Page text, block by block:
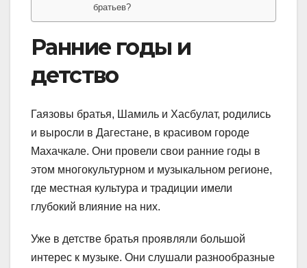
братьев?
Ранние годы и
детство
Гаязовы братья, Шамиль и Хасбулат, родились
и выросли в Дагестане, в красивом городе
Махачкале. Они провели свои ранние годы в
этом многокультурном и музыкальном регионе,
где местная культура и традиции имели
глубокий влияние на них.
Уже в детстве братья проявляли большой
интерес к музыке. Они слушали разнообразные